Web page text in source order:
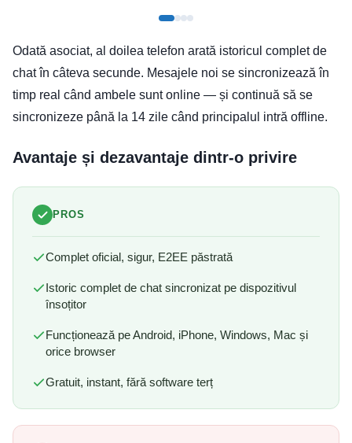
Odată asociat, al doilea telefon arată istoricul complet de
chat în câteva secunde. Mesajele noi se sincronizează în
timp real când ambele sunt online — și continuă să se
sincronizeze până la 14 zile când principalul intră offline.
Avantaje și dezavantaje dintr-o privire
PROS
Complet oficial, sigur, E2EE păstrată
Istoric complet de chat sincronizat pe dispozitivul
însoțitor
Funcționează pe Android, iPhone, Windows, Mac și
orice browser
Gratuit, instant, fără software terț